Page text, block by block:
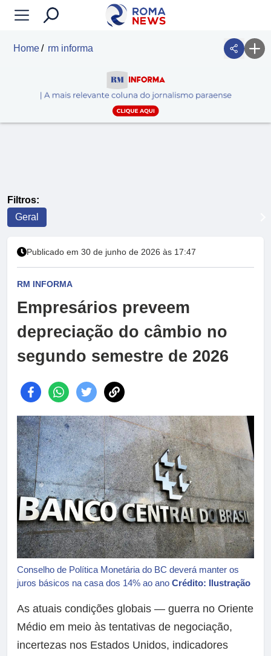
Home rm informa
Filtros:
Geral
Publicado em 30 de junho de 2026 às 17:47
RM INFORMA
Empresários preveem
depreciação do câmbio no
segundo semestre de 2026
Conselho de Política Monetária do BC deverá manter os
juros básicos na casa dos 14% ao ano Crédito: Ilustração
As atuais condições globais — guerra no Oriente
Médio em meio às tentativas de negociação,
incertezas nos Estados Unidos, indicadores